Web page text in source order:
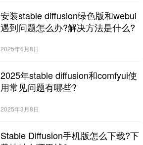
安装stable diffusion绿色版和webui
遇到问题怎么办?解决方法是什么?
2025年6月8日
2025年stable diffusion和comfyui使
用常见问题有哪些?
2025年3月8日
Stable Diffusion手机版怎么下载?下